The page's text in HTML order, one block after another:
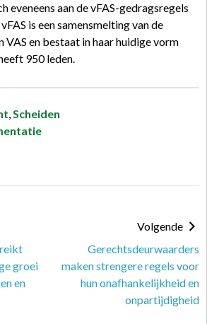
eveneens aan de vFAS-gedragsregels
is een samensmelting van de
VAS en bestaat in haar huidige vorm
950 leden.
,Scheiden
groei
en
Volgende
Gerechtsdeurwaarders
maken strengere regels voor
hun onafhankelijkheid en
onpartijdigheid